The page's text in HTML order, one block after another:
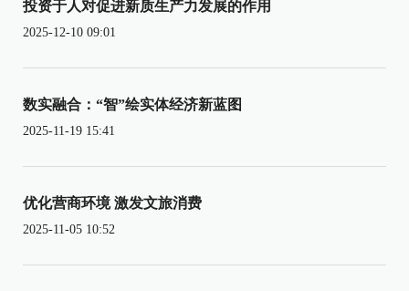
投资于人对促进新质生产力发展的作用
2025-12-10 09:01
数实融合：“智”绘实体经济新蓝图
2025-11-19 15:41
优化营商环境 激发文旅消费
2025-11-05 10:52